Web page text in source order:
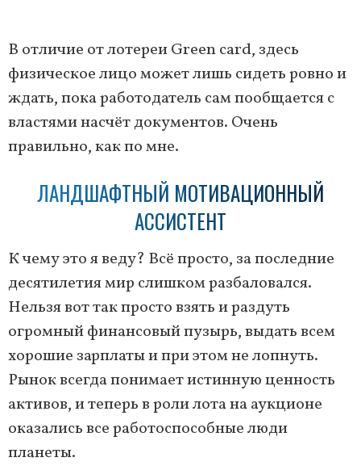
В отличие от лотереи Green card, здесь
физическое лицо может лишь сидеть ровно и
ждать, пока работодатель сам пообщается с
властями насчёт документов. Очень
правильно, как по мне.
ЛАНДШАФТНЫЙ МОТИВАЦИОННЫЙ
АССИСТЕНТ
К чему это я веду? Всё просто, за последние
десятилетия мир слишком разбаловался.
Нельзя вот так просто взять и раздуть
огромный финансовый пузырь, выдать всем
хорошие зарплаты и при этом не лопнуть.
Рынок всегда понимает истинную ценность
активов, и теперь в роли лота на аукционе
оказались все работоспособные люди
планеты.